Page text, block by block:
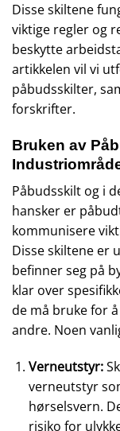
Disse skiltene
viktige regler og
beskytte
artikkelen vil vi
påbudsskilter,
forskrifter.
Bruken av
Påbudsskilt og i
hansker er
kommunisere
Disse skiltene er
befinner seg på
klar over
de må bruke for
andre. Noen
Verneutstyr:
verneutstyr
hørselsvern.
risiko for